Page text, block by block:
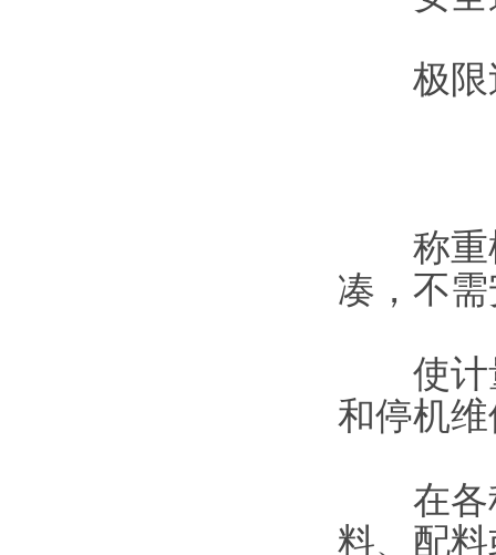
极限过
称重模
凑，不
使计量
和停机
在各种
料、配